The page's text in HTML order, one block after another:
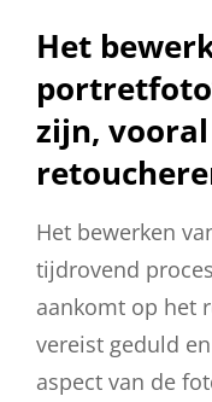
Het
zijn,
Het bewerken
tijdrovend
aankomt op het
vereist geduld
aspect van de